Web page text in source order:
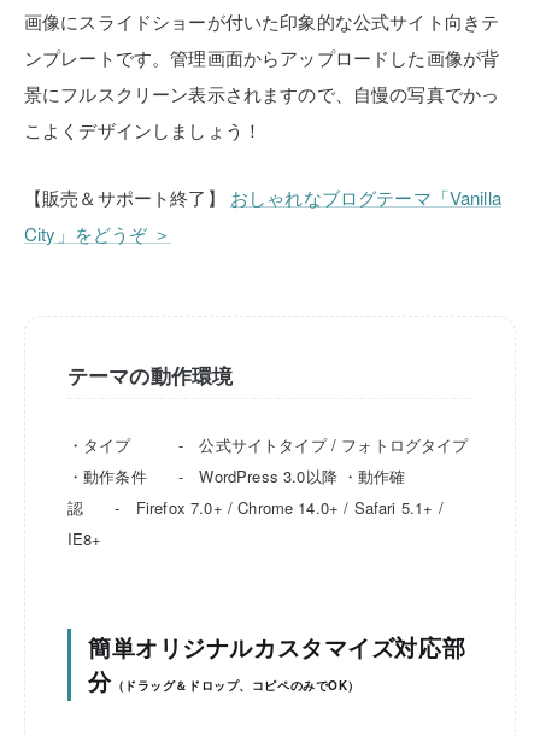
画像にスライドショーが付いた印象的な公式サイト向きテ
ンプレートです。管理画面からアップロードした画像が背
景にフルスクリーン表示されますので、自慢の写真でかっ
こよくデザインしましょう！
【販売＆サポート終了】
おしゃれなブログテーマ「Vanilla
City」をどうぞ ＞
テーマの動作環境
・タイプ - 公式サイトタイプ / フォトログタイプ
・動作条件 - WordPress 3.0以降・動作確
認 - Firefox 7.0+ / Chrome 14.0+ / Safari 5.1+ /
IE8+
簡単オリジナルカスタマイズ対応部
分（ドラッグ＆ドロップ、コピペのみでOK）